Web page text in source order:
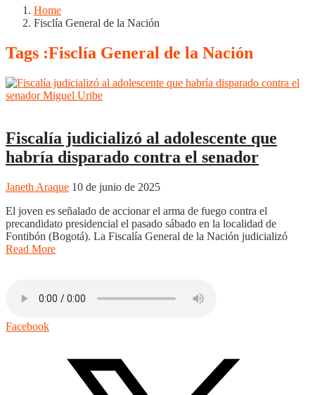
Home
Fisclía General de la Nación
Tags :Fisclía General de la Nación
Fiscalía judicializó al adolescente que
habría disparado contra el senador
Janeth Araque 10 de junio de 2025
El joven es señalado de accionar el arma de fuego contra el
precandidato presidencial el pasado sábado en la localidad de
Fontibón (Bogotá). La Fiscalía General de la Nación judicializó
Read More
Facebook